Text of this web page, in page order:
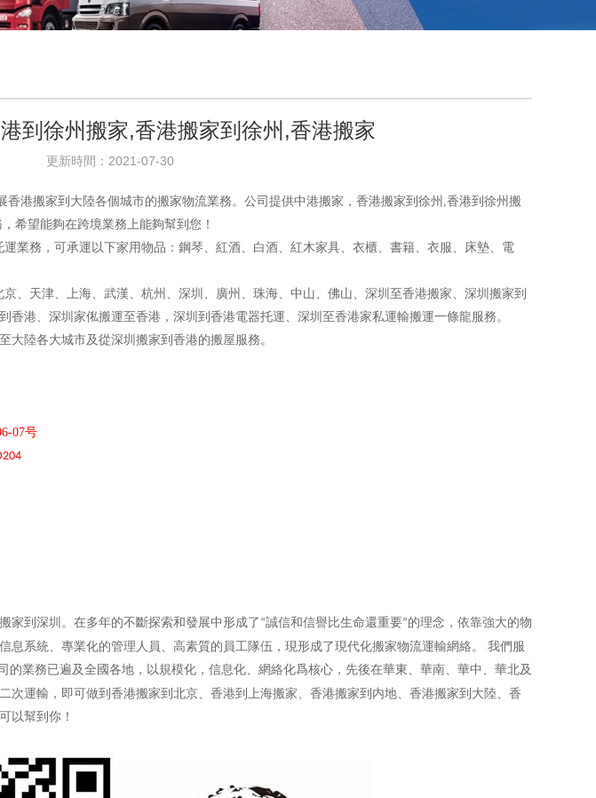
到徐州搬家,香港搬家到徐州,香港搬家
更新時間：2021-07-30
港搬家到大陸各個城市的搬家物流業務。公司提供中港搬家，香港搬家到徐州,香港到徐州搬
希望能夠在跨境業務上能夠幫到您！
業務，可承運以下家用物品：鋼琴、紅酒、白酒、紅木家具、衣櫃、書籍、衣服、床墊、電
天津、上海、武漢、杭州、深圳、廣州、珠海、中山、佛山、深圳至香港搬家、深圳搬家到
港、深圳家俬搬運至香港，深圳到香港電器托運、深圳至香港家私運輸搬運一條龍服務。
陸各大城市及從深圳搬家到香港的搬屋服務。
07号
4
家到深圳。在多年的不斷探索和發展中形成了 “誠信和信譽比生命還重要”的理念，依靠強大的物
息系統、專業化的管理人員、高素質的員工隊伍，現形成了現代化搬家物流運輸網絡。 我們服
的業務已遍及全國各地，以規模化，信息化、網絡化爲核心，先後在華東、華南、華中、華北及
次運輸，即可做到香港搬家到北京、香港到上海搬家、香港搬家到内地、香港搬家到大陸、香
以幫到你！